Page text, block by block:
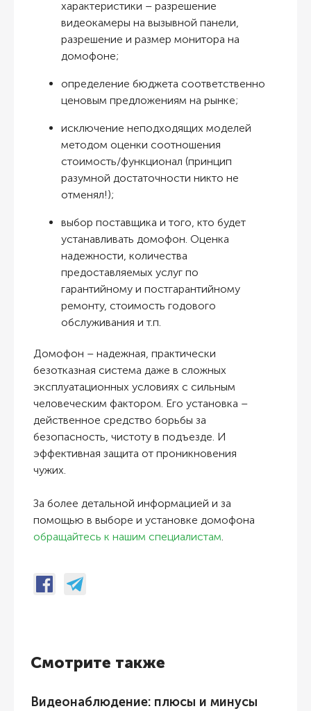
характеристики – разрешение
видеокамеры на вызывной панели,
разрешение и размер монитора на
домофоне;
определение бюджета соответственно
ценовым предложениям на рынке;
исключение неподходящих моделей
методом оценки соотношения
стоимость/функционал (принцип
разумной достаточности никто не
отменял!);
выбор поставщика и того, кто будет
устанавливать домофон. Оценка
надежности, количества
предоставляемых услуг по
гарантийному и постгарантийному
ремонту, стоимость годового
обслуживания и т.п.
Домофон – надежная, практически
безотказная система даже в сложных
эксплуатационных условиях с сильным
человеческим фактором. Его установка –
действенное средство борьбы за
безопасность, чистоту в подъезде. И
эффективная защита от проникновения
чужих.
За более детальной информацией и за
помощью в выборе и установке домофона
обращайтесь к нашим специалистам.
Смотрите также
Видеонаблюдение: плюсы и минусы